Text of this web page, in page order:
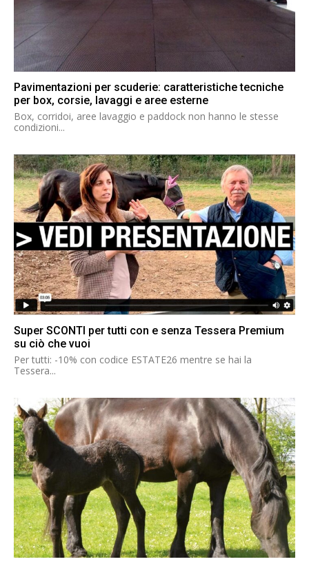
Pavimentazioni per scuderie: caratteristiche tecniche
per box, corsie, lavaggi e aree esterne
Box, corridoi, aree lavaggio e paddock non hanno le stesse
condizioni...
Super SCONTI per tutti con e senza Tessera Premium
su ciò che vuoi
Per tutti: -10% con codice ESTATE26 mentre se hai la
Tessera...